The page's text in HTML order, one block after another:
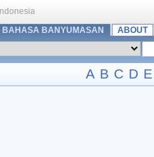
BAHASA BANYUMASAN ABOUT
A B C D E